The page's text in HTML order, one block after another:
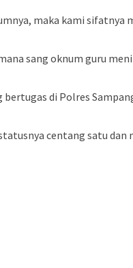
maka kami sifatnya
sang oknum guru
di Polres
centang satu